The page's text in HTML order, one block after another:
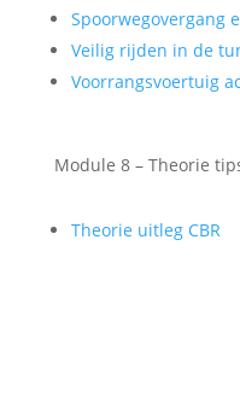
Spoorwegovergang
Veilig rijden in de
Voorrangsvoertuig
Module 8 – Theorie
Theorie uitleg CBR